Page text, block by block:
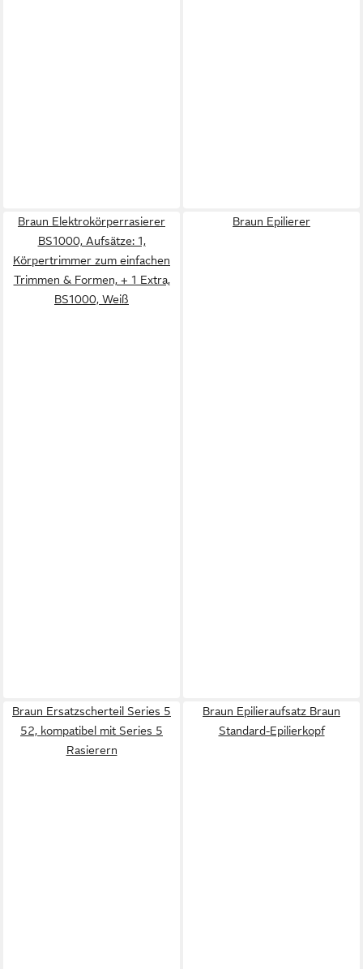
Braun Elektrokörperrasierer
BS1000, Aufsätze: 1,
Körpertrimmer zum einfachen
Trimmen & Formen, + 1 Extra,
BS1000, Weiß
Braun Epilierer
Braun Ersatzscherteil Series 5
52, kompatibel mit Series 5
Rasierern
Braun Epilieraufsatz Braun
Standard-Epilierkopf